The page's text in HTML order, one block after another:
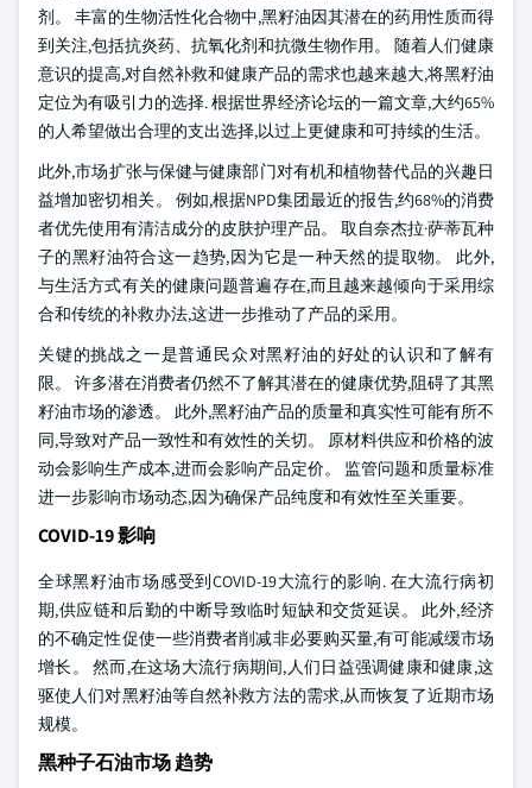
剂。 丰富的生物活性化合物中,黑籽油因其潜在的药用性质而得
到关注,包括抗炎药、抗氧化剂和抗微生物作用。 随着人们健康
意识的提高,对自然补救和健康产品的需求也越来越大,将黑籽油
定位为有吸引力的选择. 根据世界经济论坛的一篇文章,大约65%
的人希望做出合理的支出选择,以过上更健康和可持续的生活。
此外,市场扩张与保健与健康部门对有机和植物替代品的兴趣日
益增加密切相关。 例如,根据NPD集团最近的报告,约68%的消费
者优先使用有清洁成分的皮肤护理产品。 取自奈杰拉·萨蒂瓦种
子的黑籽油符合这一趋势,因为它是一种天然的提取物。 此外,
与生活方式有关的健康问题普遍存在,而且越来越倾向于采用综
合和传统的补救办法,这进一步推动了产品的采用。
关键的挑战之一是普通民众对黑籽油的好处的认识和了解有
限。 许多潜在消费者仍然不了解其潜在的健康优势,阻碍了其黑
籽油市场的渗透。 此外,黑籽油产品的质量和真实性可能有所不
同,导致对产品一致性和有效性的关切。 原材料供应和价格的波
动会影响生产成本,进而会影响产品定价。 监管问题和质量标准
进一步影响市场动态,因为确保产品纯度和有效性至关重要。
COVID-19 影响
全球黑籽油市场感受到COVID-19大流行的影响. 在大流行病初
期,供应链和后勤的中断导致临时短缺和交货延误。 此外,经济
的不确定性促使一些消费者削减非必要购买量,有可能减缓市场
增长。 然而,在这场大流行病期间,人们日益强调健康和健康,这
驱使人们对黑籽油等自然补救方法的需求,从而恢复了近期市场
规模。
黑种子石油市场 趋势